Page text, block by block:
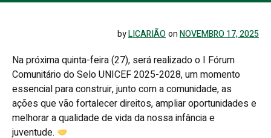
byLICARIÃOonNOVEMBRO 17, 2025
Na próxima quinta-feira (27), será realizado o I Fórum
Comunitário do Selo UNICEF 2025-2028, um momento
essencial para construir, junto com a comunidade, as
ações que vão fortalecer direitos, ampliar oportunidades e
melhorar a qualidade de vida da nossa infância e
juventude.